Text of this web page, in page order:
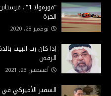
"فورمولا
الحرة
نوفمبر 28, 2020
إذا كان رب البيت
الرقص
أغسطس 23, 2021
السفير الأميركي